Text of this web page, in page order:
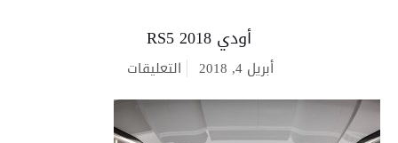
أودي RS5 2018
أبريل 4, 2018 التعليقات
RS5
2018
مغلقة